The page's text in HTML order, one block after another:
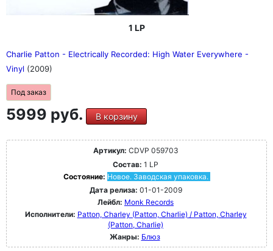
1 LP
Charlie Patton - Electrically Recorded: High Water Everywhere -
Vinyl (2009)
Под заказ
5999 руб. В корзину
Артикул: CDVP 059703
Состав: 1 LP
Состояние: Новое. Заводская упаковка.
Дата релиза: 01-01-2009
Лейбл: Monk Records
Исполнители: Patton, Charley (Patton, Charlie) / Patton, Charley
(Patton, Charlie)
Жанры: Блюз